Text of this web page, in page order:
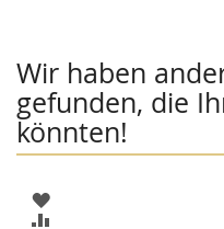
Wir haben
gefunden, die
könnten!
ZUR
WUNSCHLISTE
ZUR